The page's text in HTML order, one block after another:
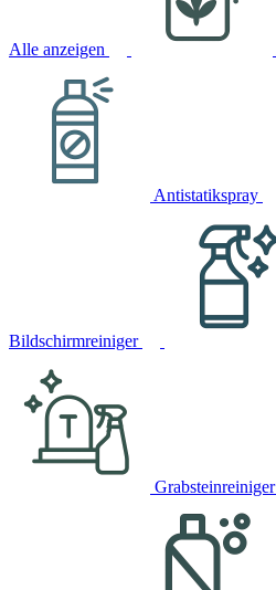
Alle anzeigen
Antistatikspray
Bildschirmreiniger
Grabsteinreiniger